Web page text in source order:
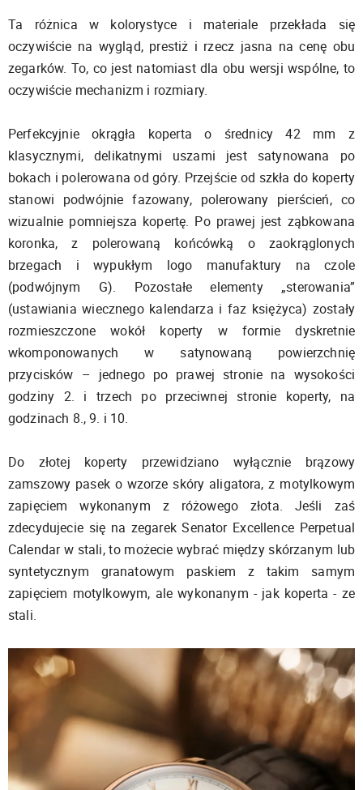
Ta różnica w kolorystyce i materiale przekłada się
oczywiście na wygląd, prestiż i rzecz jasna na cenę obu
zegarków. To, co jest natomiast dla obu wersji wspólne, to
oczywiście mechanizm i rozmiary.
Perfekcyjnie okrągła koperta o średnicy 42 mm z
klasycznymi, delikatnymi uszami jest satynowana po
bokach i polerowana od góry. Przejście od szkła do koperty
stanowi podwójnie fazowany, polerowany pierścień, co
wizualnie pomniejsza kopertę. Po prawej jest ząbkowana
koronka, z polerowaną końcówką o zaokrąglonych
brzegach i wypukłym logo manufaktury na czole
(podwójnym G). Pozostałe elementy „sterowania”
(ustawiania wiecznego kalendarza i faz księżyca) zostały
rozmieszczone wokół koperty w formie dyskretnie
wkomponowanych w satynowaną powierzchnię
przycisków – jednego po prawej stronie na wysokości
godziny 2. i trzech po przeciwnej stronie koperty, na
godzinach 8., 9. i 10.
Do złotej koperty przewidziano wyłącznie brązowy
zamszowy pasek o wzorze skóry aligatora, z motylkowym
zapięciem wykonanym z różowego złota. Jeśli zaś
zdecydujecie się na zegarek Senator Excellence Perpetual
Calendar w stali, to możecie wybrać między skórzanym lub
syntetycznym granatowym paskiem z takim samym
zapięciem motylkowym, ale wykonanym - jak koperta - ze
stali.